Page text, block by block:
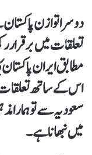
دوسرا توازن
تعلقات میں
مطابق ایران پاکستان
اس کے ساتھ تعلقات
سعودیہ سے تو ہمارا
میں نبھانا ہے۔